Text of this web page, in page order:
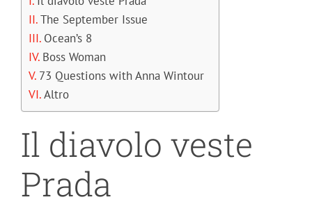
The September Issue
Ocean’s 8
Boss Woman
73 Questions with Anna Wintour
Altro
Il diavolo veste
Prada